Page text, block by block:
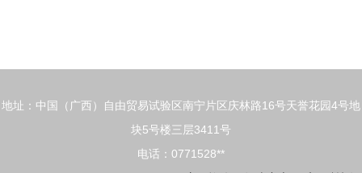
度深度对比
地址：中国（广西）自由贸易试验区南宁片区庆林路16号天誉花园4号地
块5号楼三层3411号
电话：0771528**